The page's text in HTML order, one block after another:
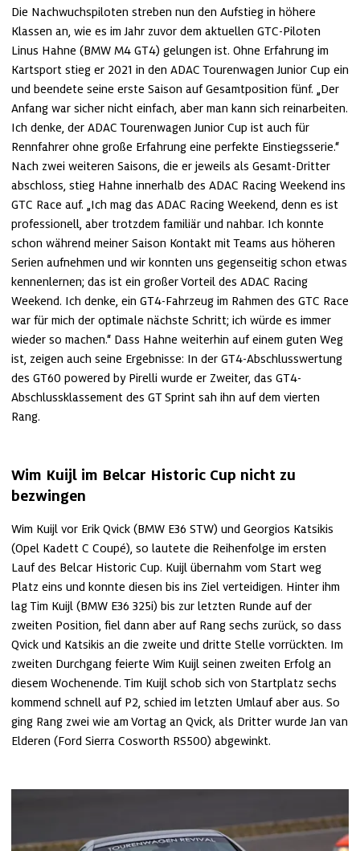
Die Nachwuchspiloten streben nun den Aufstieg in höhere
Klassen an, wie es im Jahr zuvor dem aktuellen GTC-Piloten
Linus Hahne (BMW M4 GT4) gelungen ist. Ohne Erfahrung im
Kartsport stieg er 2021 in den ADAC Tourenwagen Junior Cup ein
und beendete seine erste Saison auf Gesamtposition fünf. „Der
Anfang war sicher nicht einfach, aber man kann sich reinarbeiten.
Ich denke, der ADAC Tourenwagen Junior Cup ist auch für
Rennfahrer ohne große Erfahrung eine perfekte Einstiegsserie.“
Nach zwei weiteren Saisons, die er jeweils als Gesamt-Dritter
abschloss, stieg Hahne innerhalb des ADAC Racing Weekend ins
GTC Race auf. „Ich mag das ADAC Racing Weekend, denn es ist
professionell, aber trotzdem familiär und nahbar. Ich konnte
schon während meiner Saison Kontakt mit Teams aus höheren
Serien aufnehmen und wir konnten uns gegenseitig schon etwas
kennenlernen; das ist ein großer Vorteil des ADAC Racing
Weekend. Ich denke, ein GT4-Fahrzeug im Rahmen des GTC Race
war für mich der optimale nächste Schritt; ich würde es immer
wieder so machen.“ Dass Hahne weiterhin auf einem guten Weg
ist, zeigen auch seine Ergebnisse: In der GT4-Abschlusswertung
des GT60 powered by Pirelli wurde er Zweiter, das GT4-
Abschlussklassement des GT Sprint sah ihn auf dem vierten
Rang.
Wim Kuijl im Belcar Historic Cup nicht zu
bezwingen
Wim Kuijl vor Erik Qvick (BMW E36 STW) und Georgios Katsikis
(Opel Kadett C Coupé), so lautete die Reihenfolge im ersten
Lauf des Belcar Historic Cup. Kuijl übernahm vom Start weg
Platz eins und konnte diesen bis ins Ziel verteidigen. Hinter ihm
lag Tim Kuijl (BMW E36 325i) bis zur letzten Runde auf der
zweiten Position, fiel dann aber auf Rang sechs zurück, so dass
Qvick und Katsikis an die zweite und dritte Stelle vorrückten. Im
zweiten Durchgang feierte Wim Kuijl seinen zweiten Erfolg an
diesem Wochenende. Tim Kuijl schob sich von Startplatz sechs
kommend schnell auf P2, schied im letzten Umlauf aber aus. So
ging Rang zwei wie am Vortag an Qvick, als Dritter wurde Jan van
Elderen (Ford Sierra Cosworth RS500) abgewinkt.